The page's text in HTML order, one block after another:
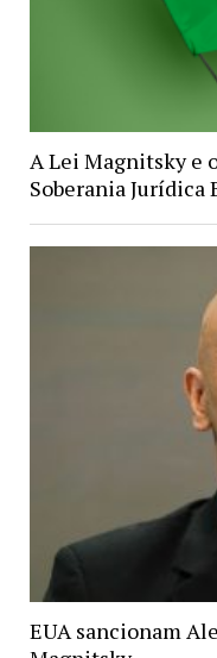
A Lei Magnitsky e
Soberania Jurídica
EUA sancionam